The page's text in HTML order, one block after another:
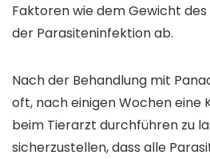
Faktoren wie dem Gewicht
der Parasiteninfektion ab.
Nach der Behandlung mit
oft, nach einigen Wochen eine
beim Tierarzt durchführen zu
sicherzustellen, dass alle